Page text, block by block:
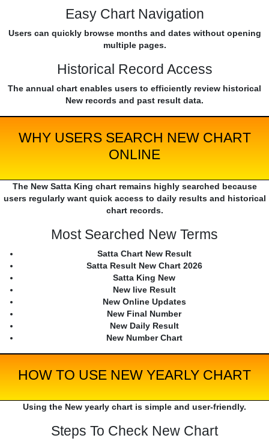
Easy Chart Navigation
Users can quickly browse months and dates without opening
multiple pages.
Historical Record Access
The annual chart enables users to efficiently review historical
New records and past result data.
WHY USERS SEARCH NEW CHART
ONLINE
The New Satta King chart remains highly searched because
users regularly want quick access to daily results and historical
chart records.
Most Searched New Terms
Satta Chart New Result
Satta Result New Chart 2026
Satta King New
New live Result
New Online Updates
New Final Number
New Daily Result
New Number Chart
HOW TO USE NEW YEARLY CHART
Using the New yearly chart is simple and user-friendly.
Steps To Check New Chart